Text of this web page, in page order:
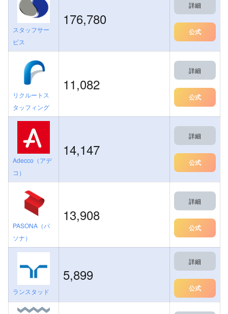
スタッフサー
ビス
176,780
詳細
公式
リクルートス
タッフィング
11,082
詳細
公式
Adecco（アデ
コ）
14,147
詳細
公式
PASONA（パ
ソナ）
13,908
詳細
公式
ランスタッド
5,899
詳細
公式